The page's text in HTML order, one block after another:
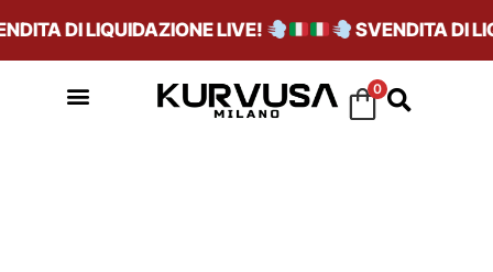
DI LIQUIDAZIONE LIVE! SVENDITA DI
0